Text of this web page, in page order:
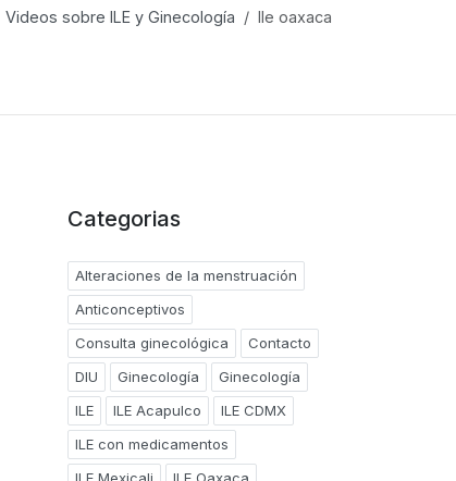
Videos sobre ILE y Ginecología Ile oaxaca
Categorias
Alteraciones de la menstruación
Anticonceptivos
Consulta ginecológica
Contacto
DIU
Ginecología
Ginecología
ILE
ILE Acapulco
ILE CDMX
ILE con medicamentos